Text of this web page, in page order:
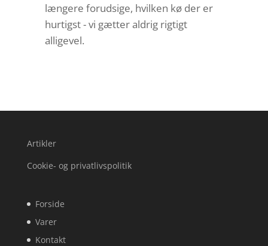
længere forudsige, hvilken kø der er
hurtigst - vi gætter aldrig rigtigt
alligevel.
Artikler
Cookie- og privatlivspolitik
Forside
Varer
Kontakt